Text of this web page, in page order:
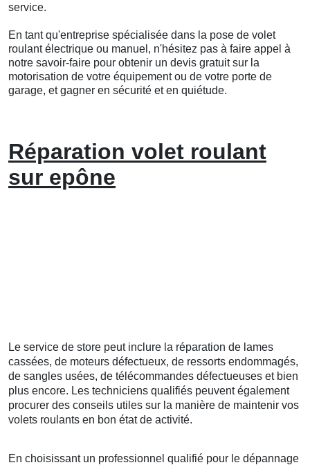
service.
En tant qu'entreprise spécialisée dans la pose de volet
roulant électrique ou manuel, n'hésitez pas à faire appel à
notre savoir-faire pour obtenir un devis gratuit sur la
motorisation de votre équipement ou de votre porte de
garage, et gagner en sécurité et en quiétude.
Réparation volet roulant
sur epône
Le service de store peut inclure la réparation de lames
cassées, de moteurs défectueux, de ressorts endommagés,
de sangles usées, de télécommandes défectueuses et bien
plus encore. Les techniciens qualifiés peuvent également
procurer des conseils utiles sur la manière de maintenir vos
volets roulants en bon état de activité.
En choisissant un professionnel qualifié pour le dépannage